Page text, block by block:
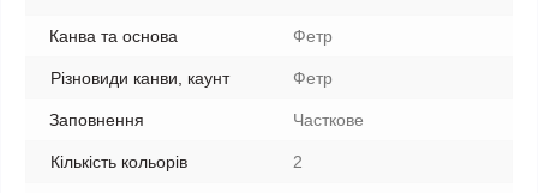
Канва та основа Фетр
Різновиди канви, каунт Фетр
Заповнення Часткове
Кількість кольорів 2